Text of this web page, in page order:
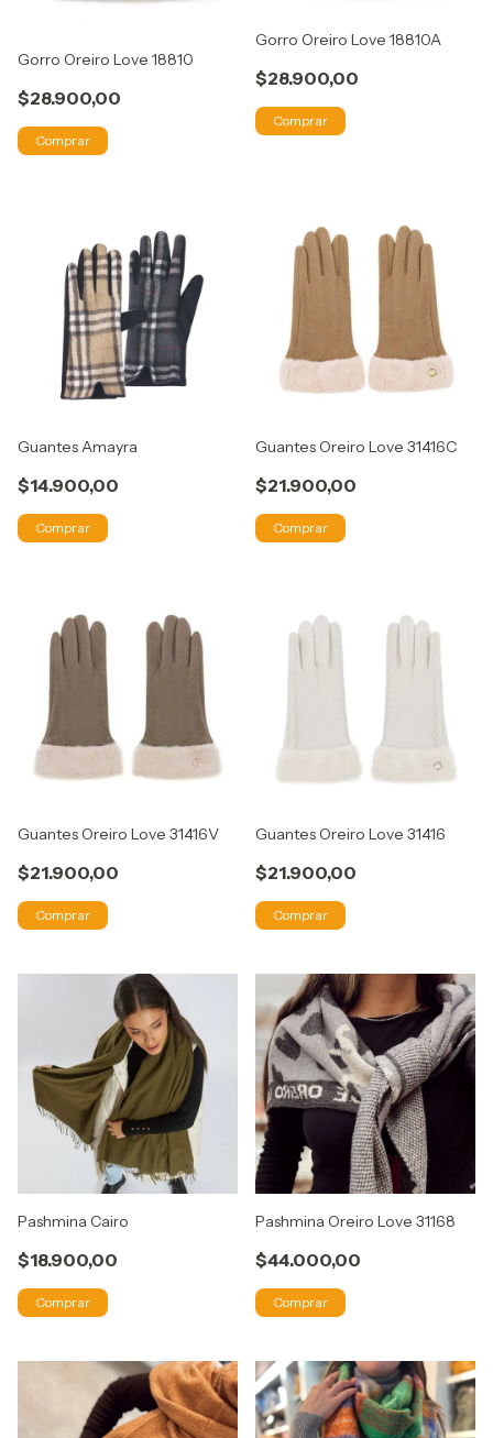
Gorro Oreiro Love 18810
$28.900,00
Comprar
Gorro Oreiro Love 18810A
$28.900,00
Comprar
Guantes Amayra
$14.900,00
Comprar
Guantes Oreiro Love 31416C
$21.900,00
Comprar
Guantes Oreiro Love 31416V
$21.900,00
Comprar
Guantes Oreiro Love 31416
$21.900,00
Comprar
Pashmina Cairo
$18.900,00
Comprar
Pashmina Oreiro Love 31168
$44.000,00
Comprar